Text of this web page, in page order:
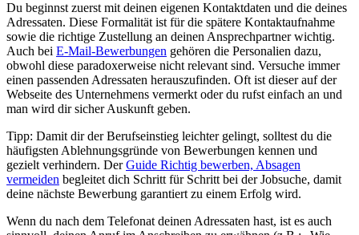
Du beginnst zuerst mit deinen eigenen Kontaktdaten und die deines
Adressaten. Diese Formalität ist für die spätere Kontaktaufnahme
sowie die richtige Zustellung an deinen Ansprechpartner wichtig.
Auch bei E-Mail-Bewerbungen gehören die Personalien dazu,
obwohl diese paradoxerweise nicht relevant sind. Versuche immer
einen passenden Adressaten herauszufinden. Oft ist dieser auf der
Webseite des Unternehmens vermerkt oder du rufst einfach an und
man wird dir sicher Auskunft geben.
Tipp: Damit dir der Berufseinstieg leichter gelingt, solltest du die
häufigsten Ablehnungsgründe von Bewerbungen kennen und
gezielt verhindern. DerGuide Richtig bewerben, Absagen
vermeiden begleitet dich Schritt für Schritt bei der Jobsuche, damit
deine nächste Bewerbung garantiert zu einem Erfolg wird.
Wenn du nach dem Telefonat deinen Adressaten hast, ist es auch